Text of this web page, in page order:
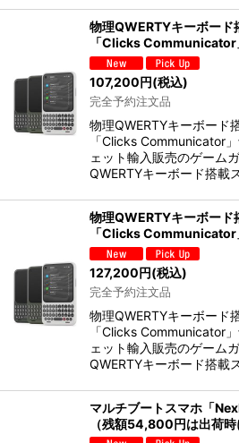
物理QWERTYキーボード
「Clicks Communicator
107,200円(税込)
完全予約注文品
物理QWERTYキーボード
「Clicks Communicator
ェット輸入販売のゲーム
QWERTYキーボード搭載
物理QWERTYキーボード
「Clicks Communicator
127,200円(税込)
完全予約注文品
物理QWERTYキーボード
「Clicks Communicator
ェット輸入販売のゲーム
QWERTYキーボード搭載
マルチブートスマホ「
（残額54,800円は出荷時